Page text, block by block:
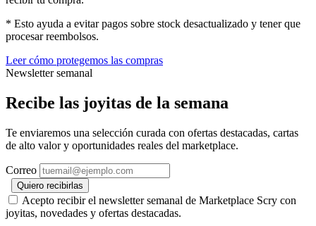
* Esto ayuda a evitar pagos sobre stock desactualizado y tener que
procesar reembolsos.
Leer cómo protegemos las compras
Newsletter semanal
Recibe las joyitas de la semana
Te enviaremos una selección curada con ofertas destacadas, cartas
de alto valor y oportunidades reales del marketplace.
Correo
Quiero recibirlas
Acepto recibir el newsletter semanal de Marketplace Scry con
joyitas, novedades y ofertas destacadas.